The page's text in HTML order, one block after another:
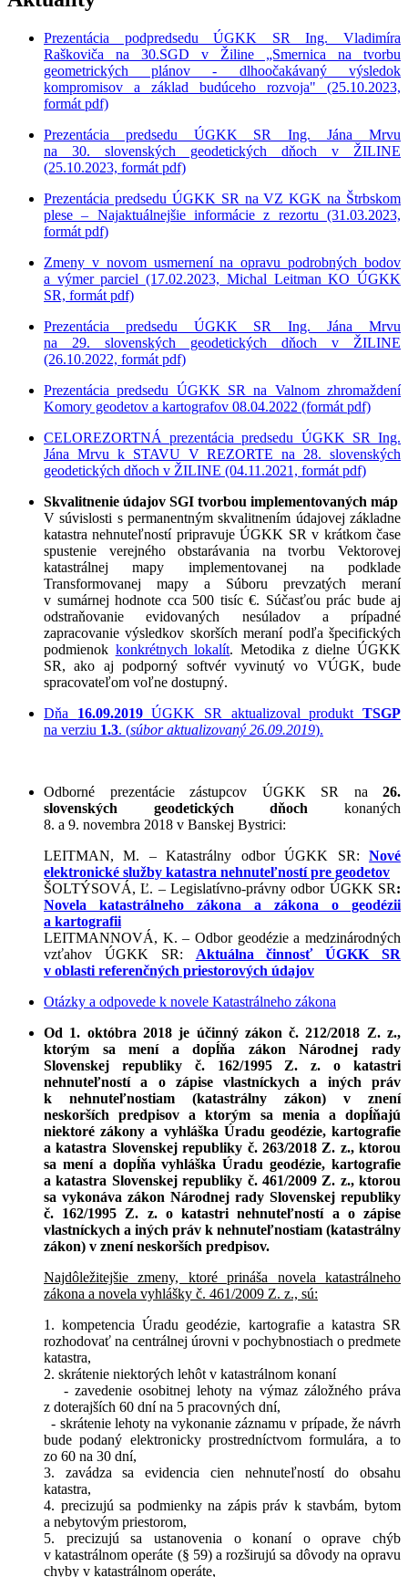
Prezentácia podpredsedu ÚGKK SR Ing. Vladimíra
Raškoviča na 30.SGD v Žiline „Smernica na tvorbu
geometrických plánov - dlhoočakávaný výsledok
kompromisov a základ budúceho rozvoja" (25.10.2023,
formát pdf)
Prezentácia predsedu ÚGKK SR Ing. Jána Mrvu
na 30. slovenských geodetických dňoch v ŽILINE
(25.10.2023, formát pdf)
Prezentácia predsedu ÚGKK SR na VZ KGK na Štrbskom
plese – Najaktuálnejšie informácie z rezortu (31.03.2023,
formát pdf)
Zmeny v novom usmernení na opravu podrobných bodov
a výmer parciel (17.02.2023, Michal Leitman KO ÚGKK
SR, formát pdf)
Prezentácia predsedu ÚGKK SR Ing. Jána Mrvu
na 29. slovenských geodetických dňoch v ŽILINE
(26.10.2022, formát pdf)
Prezentácia predsedu ÚGKK SR na Valnom zhromaždení
Komory geodetov a kartografov 08.04.2022 (formát pdf)
CELOREZORTNÁ prezentácia predsedu ÚGKK SR Ing.
Jána Mrvu k STAVU V REZORTE na 28. slovenských
geodetických dňoch v ŽILINE (04.11.2021, formát pdf)
Skvalitnenie údajov SGI tvorbou implementovaných máp
V súvislosti s permanentným skvalitnením údajovej základne
katastra nehnuteľností pripravuje ÚGKK SR v krátkom čase
spustenie verejného obstarávania na tvorbu Vektorovej
katastrálnej mapy implementovanej na podklade
Transformovanej mapy a Súboru prevzatých meraní
v sumárnej hodnote cca 500 tisíc €. Súčasťou prác bude aj
odstraňovanie evidovaných nesúladov a prípadné
zapracovanie výsledkov skorších meraní podľa špecifických
podmienok konkrétnych lokalít. Metodika z dielne ÚGKK
SR, ako aj podporný softvér vyvinutý vo VÚGK, bude
spracovateľom voľne dostupný.
Dňa 16.09.2019ÚGKK SR aktualizoval produktTSGP
na verziu 1.3. (súbor aktualizovaný 26.09.2019).
Odborné prezentácie zástupcov ÚGKK SR na 26.
slovenských geodetických dňoch konaných
8. a 9. novembra 2018 v Banskej Bystrici:
LEITMAN, M. – Katastrálny odbor ÚGKK SR: Nové
elektronické služby katastra nehnuteľností pre geodetov
ŠOLTÝSOVÁ, Ľ. – Legislatívno-právny odbor ÚGKK SR:
Novela katastrálneho zákona a zákona o geodézii
a kartografii
LEITMANNOVÁ, K. – Odbor geodézie a medzinárodných
vzťahov ÚGKK SR: Aktuálna činnosť ÚGKK SR
v oblasti referenčných priestorových údajov
Otázky a odpovede k novele Katastrálneho zákona
Od 1. októbra 2018 je účinný zákon č. 212/2018 Z. z.,
ktorým sa mení a dopĺňa zákon Národnej rady
Slovenskej republiky č. 162/1995 Z. z. o katastri
nehnuteľností a o zápise vlastníckych a iných práv
k nehnuteľnostiam (katastrálny zákon) v znení
neskorších predpisov a ktorým sa menia a dopĺňajú
niektoré zákony a vyhláška Úradu geodézie, kartografie
a katastra Slovenskej republiky č. 263/2018 Z. z., ktorou
sa mení a dopĺňa vyhláška Úradu geodézie, kartografie
a katastra Slovenskej republiky č. 461/2009 Z. z., ktorou
sa vykonáva zákon Národnej rady Slovenskej republiky
č. 162/1995 Z. z. o katastri nehnuteľností a o zápise
vlastníckych a iných práv k nehnuteľnostiam (katastrálny
zákon) v znení neskorších predpisov.
Najdôležitejšie zmeny, ktoré prináša novela katastrálneho
zákona a novela vyhlášky č. 461/2009 Z. z., sú:
1. kompetencia Úradu geodézie, kartografie a katastra SR
rozhodovať na centrálnej úrovni v pochybnostiach o predmete
katastra,
2. skrátenie niektorých lehôt v katastrálnom konaní
- zavedenie osobitnej lehoty na výmaz záložného práva
z doterajších 60 dní na 5 pracovných dní,
- skrátenie lehoty na vykonanie záznamu v prípade, že návrh
bude podaný elektronicky prostredníctvom formulára, a to
zo 60 na 30 dní,
3. zavádza sa evidencia cien nehnuteľností do obsahu
katastra,
4. precizujú sa podmienky na zápis práv k stavbám, bytom
a nebytovým priestorom,
5. precizujú sa ustanovenia o konaní o oprave chýb
v katastrálnom operáte (§ 59) a rozširujú sa dôvody na opravu
chyby v katastrálnom operáte,